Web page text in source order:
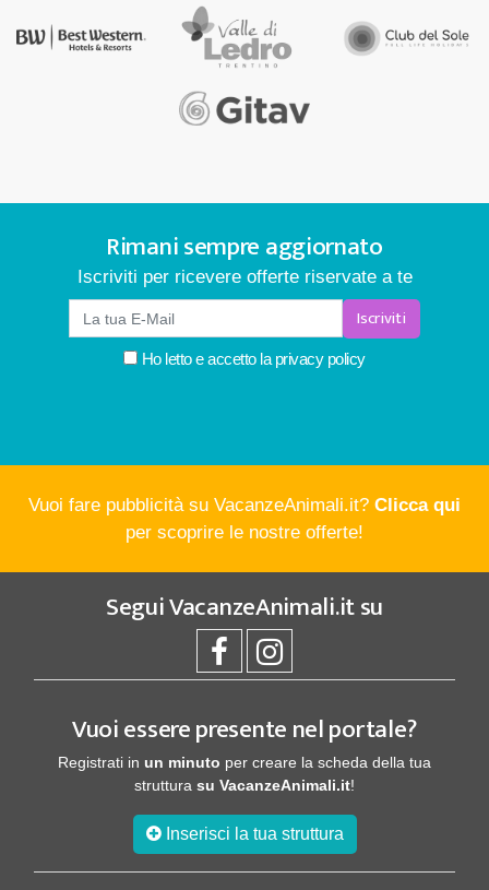
Rimani sempre aggiornato
Iscriviti per ricevere offerte riservate a te
Iscriviti
Ho letto e accetto laprivacy policy
Vuoi fare pubblicità su VacanzeAnimali.it? Clicca qui
per scoprire le nostre offerte!
SeguiVacanzeAnimali.itsu
Vuoi essere presente nel portale?
Registrati in un minuto per creare la scheda della tua
struttura su VacanzeAnimali.it!
Inserisci la tua struttura